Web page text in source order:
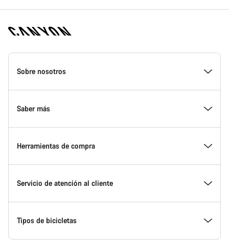
Canyon
Homepage
Sobre nosotros
Conoce Canyon
Innovación en Canyon
Canyon Factory Racing
Premios
Saber más
Eventos
Encuentra un punto de servicio Canyon
Equipos, deportistas y ciclistas
Herramientas de compra
Encuentra tu bicicleta
Bicicletas disponibles
Servicio de atención al cliente
Centro de ayuda
Tipos de bicicletas